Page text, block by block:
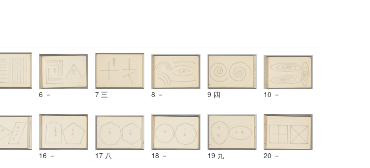
6 － 7 三 8 － 9 四 10 －
16 － 17 八 18 － 19 九 20 －